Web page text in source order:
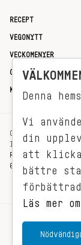
RECEPT
VEGONYTT
VECKOMENYER
OM OSS
KONTAKT
OXENSTIERNSGATAN
114 27 STOCKHOLM
08-799 62 01
Denna
Vi
din
att
bättre
förbättrad
Läs mer